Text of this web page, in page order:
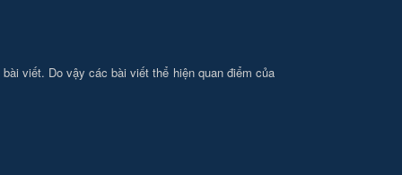
viết. Do vậy các bài viết thể hiện quan điểm của